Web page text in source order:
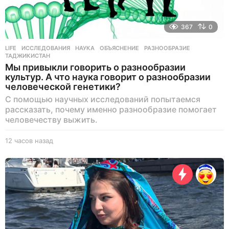
367 0
LIFE ИССЛЕДОВАНИЯ ,НАУКА ,ОБЪЯСНЕНИЕ ,РАЗНООБРАЗИЕ
ТАДЖИКИСТАН
Мы привыкли говорить о разнообразии
культур. А что наука говорит о разнообразии
человеческой генетики?
С помощью научных исследований попытаемся
рассказать, почему именно разнообразие помогает
человечеству выжить.
12 часов назад
ч
а
о
в
н
а